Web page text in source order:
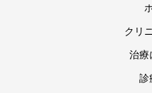
クリ
治療
診